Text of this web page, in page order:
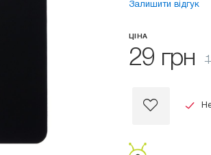
Залишити відгук
ЦІНА
29 грн